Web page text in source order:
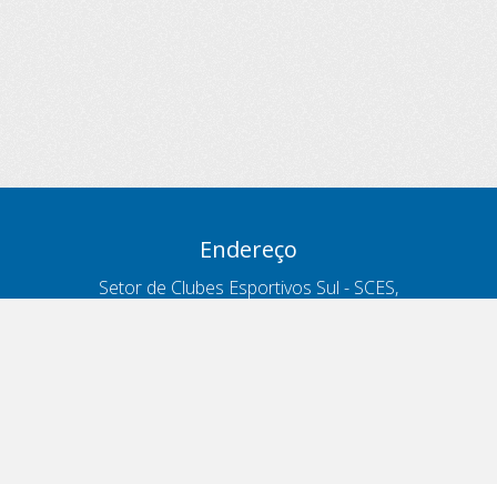
Endereço
Setor de Clubes Esportivos Sul - SCES,